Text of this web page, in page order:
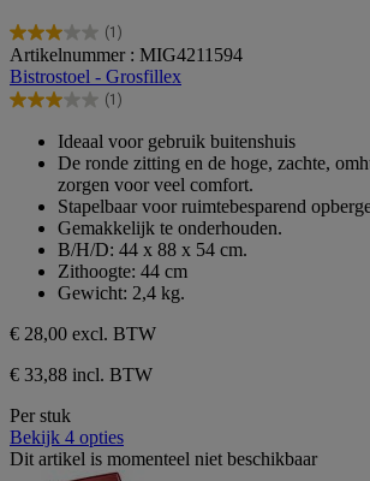
(1)
3.0
van
de
5
beoordeling
Artikelnummer : MIG4211594
Bistrostoel - Grosfillex
(1)
3.0
sterren.
beoordeling
Ideaal voor gebruik buitenshuis
De ronde zitting en de hoge, zachte,
zorgen voor veel comfort.
Stapelbaar voor ruimtebesparend
Gemakkelijk te onderhouden.
B/H/D: 44 x 88 x 54 cm.
Zithoogte: 44 cm
Gewicht: 2,4 kg.
€ 28,00 excl. BTW
€ 33,88 incl. BTW
Per stuk
Bekijk 4 opties
Dit artikel is momenteel niet beschikbaar